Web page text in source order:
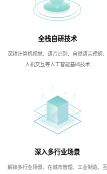
全栈自研技术
深耕计算机视觉、语音识别、自然语言理解、
人机交互等人工智能基础技术
深入多行业场景
解锁多行业场景，在城市管理、工业制造、互